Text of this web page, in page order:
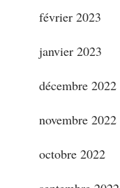
février 2023
janvier 2023
décembre 2022
novembre 2022
octobre 2022